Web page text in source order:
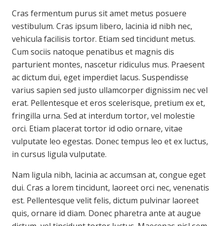
Cras fermentum purus sit amet metus posuere
vestibulum. Cras ipsum libero, lacinia id nibh nec,
vehicula facilisis tortor. Etiam sed tincidunt metus.
Cum sociis natoque penatibus et magnis dis
parturient montes, nascetur ridiculus mus. Praesent
ac dictum dui, eget imperdiet lacus. Suspendisse
varius sapien sed justo ullamcorper dignissim nec vel
erat. Pellentesque et eros scelerisque, pretium ex et,
fringilla urna. Sed at interdum tortor, vel molestie
orci. Etiam placerat tortor id odio ornare, vitae
vulputate leo egestas. Donec tempus leo et ex luctus,
in cursus ligula vulputate.
Nam ligula nibh, lacinia ac accumsan at, congue eget
dui. Cras a lorem tincidunt, laoreet orci nec, venenatis
est. Pellentesque velit felis, dictum pulvinar laoreet
quis, ornare id diam. Donec pharetra ante at augue